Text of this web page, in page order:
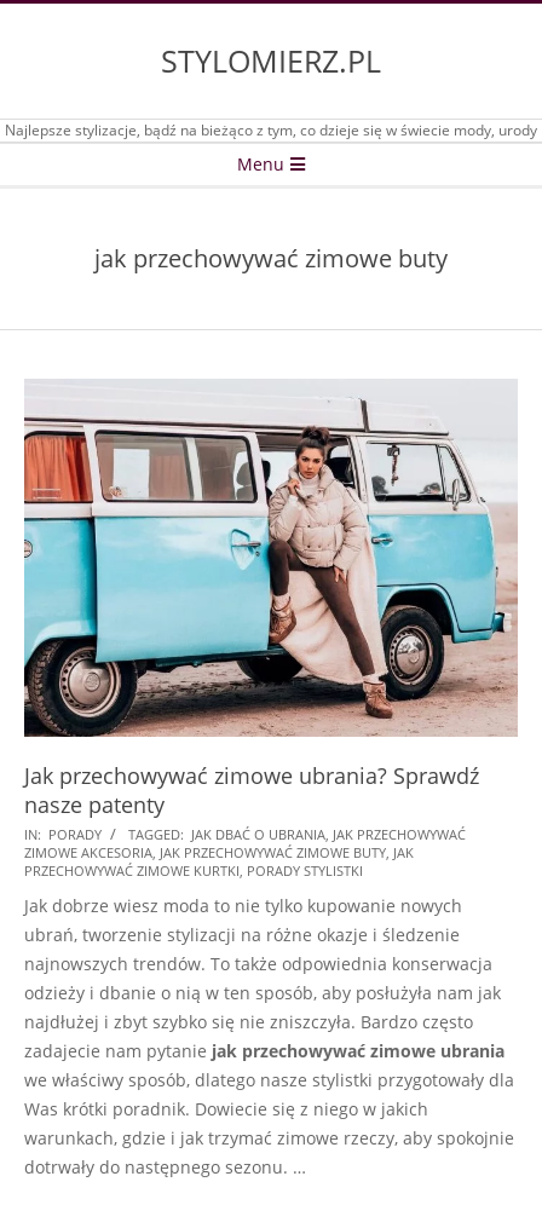
STYLOMIERZ.PL
Najlepsze stylizacje, bądź na bieżąco z tym, co dzieje się w świecie mody, urody
Menu
jak przechowywać zimowe buty
Jak przechowywać zimowe ubrania? Sprawdź
nasze patenty
2024-
09-
IN: PORADY TAGGED: JAK DBAĆ O UBRANIA JAK PRZECHOWYWAĆ
ZIMOWE AKCESORIA JAK PRZECHOWYWAĆ ZIMOWE BUTY JAK
PRZECHOWYWAĆ ZIMOWE KURTKI PORADY STYLISTKI
Jak dobrze wiesz moda to nie tylko kupowanie nowych
ubrań, tworzenie stylizacji na różne okazje i śledzenie
najnowszych trendów. To także odpowiednia konserwacja
odzieży i dbanie o nią w ten sposób, aby posłużyła nam jak
najdłużej i zbyt szybko się nie zniszczyła. Bardzo często
zadajecie nam pytanie jak przechowywać zimowe ubrania
we właściwy sposób, dlatego nasze stylistki przygotowały dla
Was krótki poradnik. Dowiecie się z niego w jakich
warunkach, gdzie i jak trzymać zimowe rzeczy, aby spokojnie
dotrwały do następnego sezonu. …